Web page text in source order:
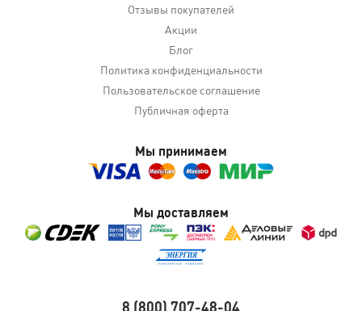
Отзывы покупателей
Акции
Блог
Политика конфиденциальности
Пользовательское соглашение
Публичная оферта
Мы принимаем
Мы доставляем
8 (800) 707-48-04